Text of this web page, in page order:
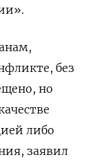
без
но
либо
заявил